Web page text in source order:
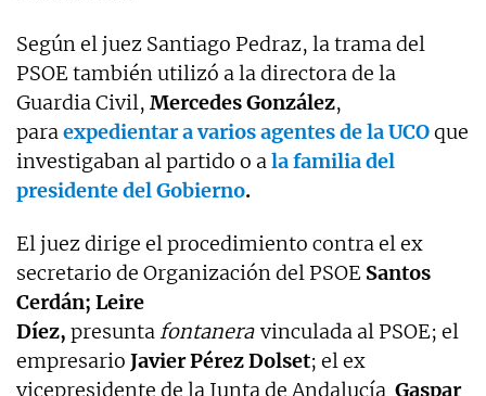
Según el juez Santiago Pedraz, la trama del
PSOE también utilizó a la directora de la
Guardia Civil, Mercedes González,
paraexpedientar a varios agentes de la UCOque
investigaban al partido o ala familia del
presidente del Gobierno.
El juez dirige el procedimiento contra el ex
secretario de Organización del PSOE Santos
Cerdán; Leire
Díez, presunta fontanera vinculada al PSOE; el
empresario Javier Pérez Dolset; el ex
vicepresidente de la Junta de Andalucía Gaspar